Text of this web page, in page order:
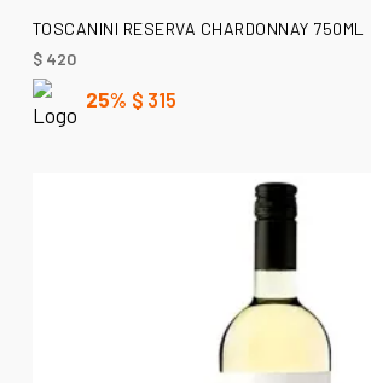
AÑADIR AL CARRITO
TOSCANINI RESERVA CHARDONNAY 750ML
$420
25% $ 315